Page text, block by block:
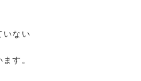
いない
す。